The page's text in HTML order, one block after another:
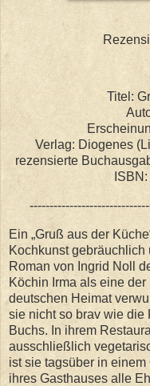
Titel:
Verlag: Diogenes
rezensierte
Ein „Gruß aus der
Kochkunst
Roman von Ingrid Noll
Köchin Irma als eine
deutschen Heimat
sie nicht so brav wie die
Buchs. In ihrem
ausschließlich
ist sie tagsüber in
ihres Gasthauses alle